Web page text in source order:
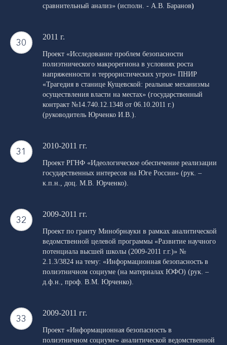
сравнительный анализ» (исполн. - А.В. Баранов)
2011 г.
Проект «Исследование проблем безопасности
полиэтнического макрорегиона в условиях роста
напряженности и террористических угроз» ПНИР
«Трагедия в станице Кущевской: реальные механизмы
осуществления власти на местах» (государственный
контракт №14.740.12.1348 от 06.10.2011 г.)
(руководитель Юрченко И.В.).
2010-2011 гг.
Проект РГНФ «Идеологическое обеспечение реализации
государственных интересов на Юге России» (рук. –
к.п.н., доц. М.В. Юрченко).
2009-2011 гг.
Проект по гранту Минобрнауки в рамках аналитической
ведомственной целевой программы «Развитие научного
потенциала высшей школы (2009-2011 г.г.)» №
2.1.3/3824 на тему: «Информационная безопасность в
полиэтничном социуме (на материалах ЮФО) (рук. –
д.ф.н., проф. В.М. Юрченко).
2009-2011 гг.
Проект «Информационная безопасность в
полиэтничном социуме» аналитической ведомственной